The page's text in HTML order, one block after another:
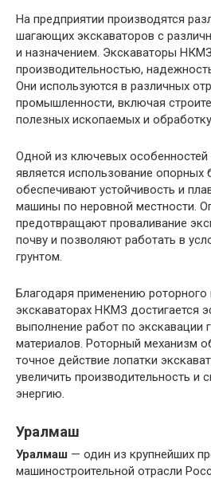
На предприятии производятся
шагающих экскаваторов с
и назначением. Экскаваторы
производительностью,
Они используются в различных
промышленности, включая
полезных ископаемых и
Одной из ключевых
является использование
обеспечивают устойчивость и
машины по неровной местности.
предотвращают проваливание
почву и позволяют работать в
грунтом.
Благодаря применению роторного
экскаваторах НКМЗ достигается
выполнение работ по экскавации
материалов. Роторный механизм
точное действие лопатки
увеличить производительность и
энергию.
Уралмаш
Уралмаш — один из крупнейших
машиностроительной отрасли